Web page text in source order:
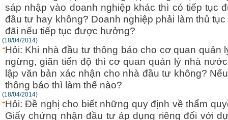
sáp nhập vào doanh nghiệp khác thì có tiếp tục
đầu tư hay không? Doanh nghiệp phải làm thủ
đãi nếu tiếp tục được hưởng?
(18/04/2014)
Hỏi: Khi nhà đầu tư thông báo cho cơ quan quản
ngừng, giãn tiến độ thì cơ quan quản lý nhà
lập văn bản xác nhận cho nhà đầu tư không?
thông báo thì làm thế nào?
(18/04/2014)
Hỏi: Đề nghị cho biết những quy định về thẩm
Giấy chứng nhận đầu tư áp dụng riêng đối với